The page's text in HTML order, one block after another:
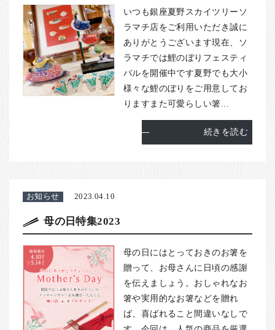
いつも銀座夏野スカイツリーソ
ラマチ店をご利用いただき誠に
ありがとうございます現在、ソ
ラマチでは鯉のぼりフェスティ
バルを開催中です夏野でも大小
様々な鯉のぼりをご用意してお
りますまた可愛らしい箸...
続きを読む
お知らせ 2023.04.10
母の日特集2023
母の日にはとっておきのお箸を
贈って、お母さんに日頃の感謝
を伝えましょう。おしゃれなお
箸や実用的なお箸などを贈れ
ば、喜ばれること間違いなしで